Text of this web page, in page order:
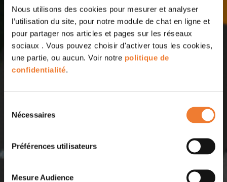
Nous utilisons des cookies pour mesurer et analyser
l’utilisation du site, pour notre module de chat en ligne et
pour partager nos articles et pages sur les réseaux
sociaux . Vous pouvez choisir d'activer tous les cookies,
une partie, ou aucun. Voir notre politique de
confidentialité.
Nécessaires
Préférences utilisateurs
Mesure Audience